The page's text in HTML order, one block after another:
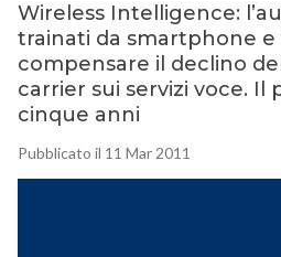
Wireless Intelligence:
trainati da smartphone
compensare il declino
carrier sui servizi voce. Il
cinque anni
Pubblicato il 11 Mar 2011